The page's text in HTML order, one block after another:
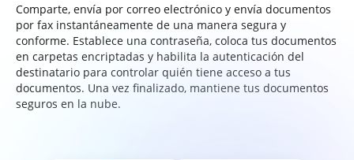
Comparte, envía por correo electrónico y envía documentos
por fax instantáneamente de una manera segura y
conforme. Establece una contraseña, coloca tus documentos
en carpetas encriptadas y habilita la autenticación del
destinatario para controlar quién tiene acceso a tus
documentos. Una vez finalizado, mantiene tus documentos
seguros en la nube.